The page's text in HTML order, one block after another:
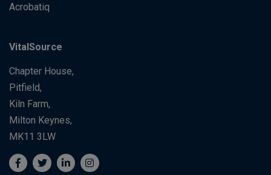
Acrobatiq
VitalSource
Chapter House,
Pitfield,
Kiln Farm,
Milton Keynes,
MK11 3LW